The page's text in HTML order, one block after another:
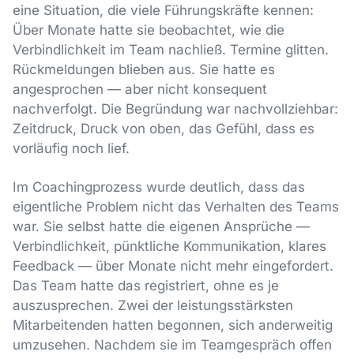
eine Situation, die viele Führungskräfte kennen:
Über Monate hatte sie beobachtet, wie die
Verbindlichkeit im Team nachließ. Termine glitten.
Rückmeldungen blieben aus. Sie hatte es
angesprochen — aber nicht konsequent
nachverfolgt. Die Begründung war nachvollziehbar:
Zeitdruck, Druck von oben, das Gefühl, dass es
vorläufig noch lief.
Im Coachingprozess wurde deutlich, dass das
eigentliche Problem nicht das Verhalten des Teams
war. Sie selbst hatte die eigenen Ansprüche —
Verbindlichkeit, pünktliche Kommunikation, klares
Feedback — über Monate nicht mehr eingefordert.
Das Team hatte das registriert, ohne es je
auszusprechen. Zwei der leistungsstärksten
Mitarbeitenden hatten begonnen, sich anderweitig
umzusehen. Nachdem sie im Teamgespräch offen